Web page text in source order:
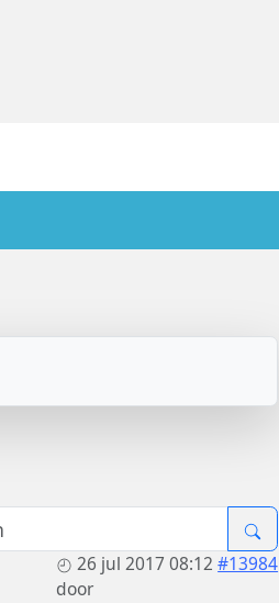
26 jul 2017 08:12 #13984
door